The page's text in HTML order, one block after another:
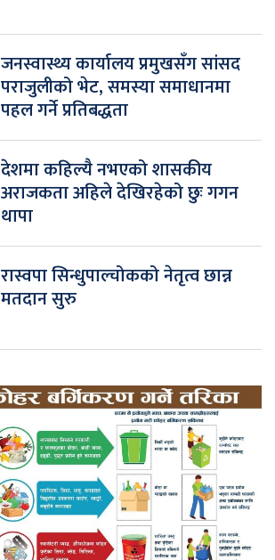
जनस्वास्थ्य कार्यालय प्रमुखसँग सांसद
पराजुलीको भेट, समस्या समाधानमा
पहल गर्ने प्रतिबद्धता
देशमा कहिल्यै नभएको शासकीय
अराजकता अहिले देखिरहेको छुः गगन
थापा
रास्वपा सिन्धुपाल्चोकको नेतृत्व छान्न
मतदान सुरु